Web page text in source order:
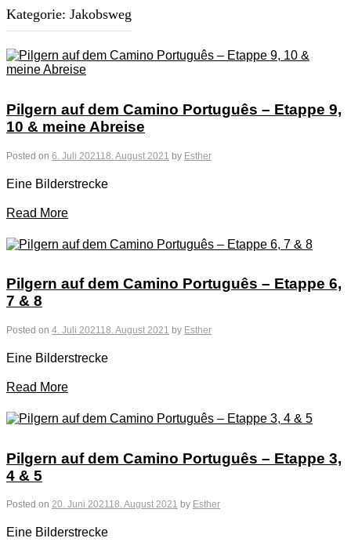
Kategorie: Jakobsweg
Pilgern auf dem Camino Português – Etappe 9,
10 & meine Abreise
Posted on 6. Juli 2021 18. August 2021 by Esther
Eine Bilderstrecke
Read More
Pilgern auf dem Camino Português – Etappe 6,
7 & 8
Posted on 4. Juli 202118. August 2021 by Esther
Eine Bilderstrecke
Read More
Pilgern auf dem Camino Português – Etappe 3,
4 & 5
Posted on 20. Juni 202118. August 2021 by Esther
Eine Bilderstrecke